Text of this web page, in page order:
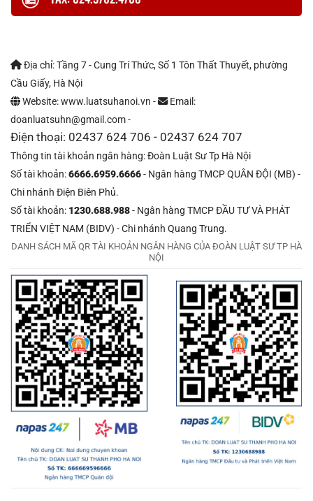
Địa chỉ: Tầng 7 - Cung Trí Thức, Số 1 Tôn Thất Thuyết, phường
Cầu Giấy, Hà Nội
Website: www.luatsuhanoi.vn -
Email:
doanluatsuhn@gmail.com -
Điện thoại: 02437 624 706 - 02437 624 707
Thông tin tài khoản ngân hàng: Đoàn Luật Sư Tp Hà Nội
Số tài khoản:6666.6959.6666- Ngân hàng TMCP QUÂN ĐỘI (MB) -
Chi nhánh Điện Biên Phủ.
Số tài khoản: 1230.688.988- Ngân hàng TMCP ĐẦU TƯ VÀ PHÁT
TRIỂN VIỆT NAM (BIDV) - Chi nhánh Quang Trung.
DANH SÁCH MÃ QR TÀI KHOẢN NGÂN HÀNG CỦA ĐOÀN LUẬT SƯ TP HÀ
NỘI